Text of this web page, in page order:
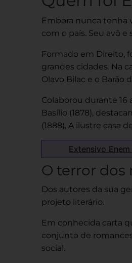
Embora nunca tenha
com o país. Seu avô e
Formado em Direito,
grandes cidades. Na
Olavo Bilac e o Barão
Colaborou durante 16
Basílio (1878),
(1888), A ilustre casa
Extensivo
O terror
Dos autores da sua
projeto literário.
Em conhecida carta
conjunto de
social.